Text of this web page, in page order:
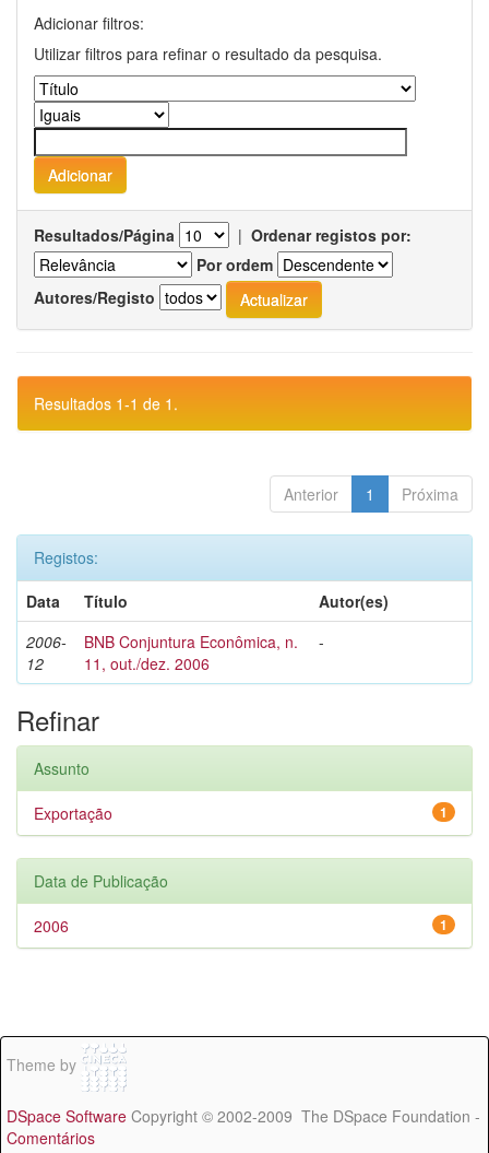
Adicionar filtros:
Utilizar filtros para refinar o resultado da pesquisa.
Resultados/Página | Ordenar registos por:
Por ordem
Autores/Registo
Resultados 1-1 de 1.
Anterior 1 Próxima
Registos:
Data
Título
Autor(es)
2006-
12
BNB Conjuntura Econômica, n.
11, out./dez. 2006
-
Refinar
Assunto
1
Exportação
Data de Publicação
1
2006
Theme by
DSpace Software Copyright © 2002-2009 The DSpace Foundation -
Comentários